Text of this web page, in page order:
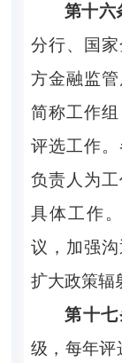
第十六
分行、国
方金融监
简称工作
评选工作
负责人为
具体工作
议，加强
扩大政策辐
第十七
级，每年评